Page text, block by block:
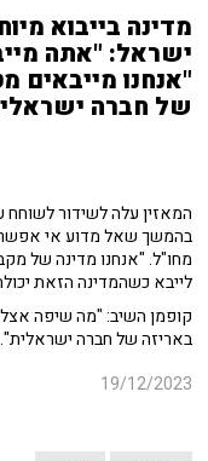
מדינה בייבוא
ישראל: "אתה
"אנחנו מייבאים
של חברה
המאזין עלה לשידור לשוחח
בהמשך שאל מדוע אי אפשר
מחו"ל. "אנחנו מדינה של
לייבא כשהמדינה הזאת
קופמן השיב: "מה שיפה
באריזה של חברה ישראלית".
19/12/2023